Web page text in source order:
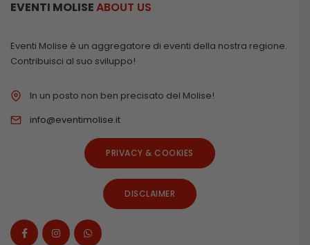
EVENTI MOLISEABOUT US
Eventi Molise è un aggregatore di eventi della nostra regione.
Contribuisci al suo sviluppo!
In un posto non ben precisato del Molise!
info@eventimolise.it
PRIVACY & COOKIES
DISCLAIMER